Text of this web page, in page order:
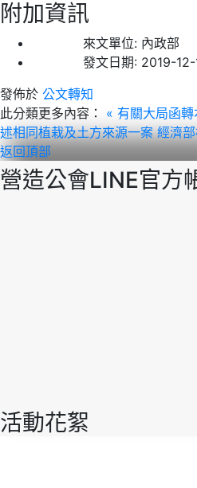
附加資訊
來文單位: 內政部
發文日期: 2019-12-
發佈於 公文轉知
此分類更多內容： « 有關大局函
述相同植栽及土方來源一案經濟
返回頂部
營造公會LINE官方
活動花絮